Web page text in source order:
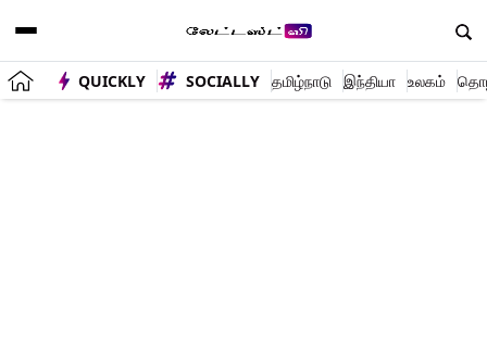
QUICKLY SOCIALLY தமிழ்நாடு இந்தியா உலகம்